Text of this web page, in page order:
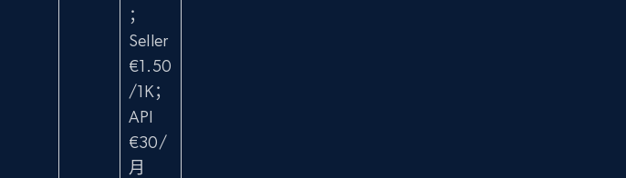
；
Seller
€1.50
/1K；
API
€30/
月